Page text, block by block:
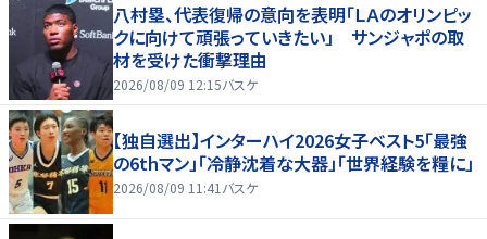
八村塁、代表復帰の意向を表明「ＬＡのオリンピッ
クに向けて頑張っていきたい」 サンジャポの取
材を受けた衝撃理由
2026/08/09 12:15バスケ
【独自選出】インターハイ2026女子ベスト5「最強
の6thマン」「冷静沈着な大器」「世界経験を糧に」
2026/08/09 11:41 バスケ